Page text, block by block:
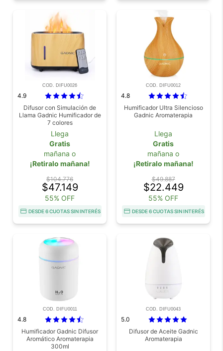
COD. DIFU0026
4.9
Difusor con Simulación de
Llama Gadnic Humificador de
7 colores
Llega
Gratis
mañana o
¡Retiralo mañana!
$104.776
$47.149
55% OFF
DESDE 6 CUOTAS SIN INTERÉS
COD. DIFU0012
4.8
Humificador Ultra Silencioso
Gadnic Aromaterapia
Llega
Gratis
mañana o
¡Retiralo mañana!
$49.887
$22.449
55% OFF
DESDE 6 CUOTAS SIN INTERÉS
COD. DIFU0011
4.8
Humificador Gadnic Difusor
Aromático Aromaterapia
300ml
COD. DIFU0043
5.0
Difusor de Aceite Gadnic
Aromaterapia